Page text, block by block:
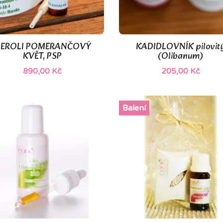
POMERANČOVÝ
KVĚT, PSP
890,00 Kč
Rychlý náhled KADIDLOVNÍK
(Olibanum)
205,00 Kč
Rychlý náhled
Balení